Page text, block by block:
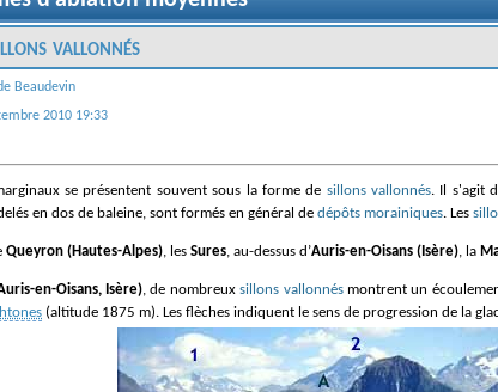
vallonnés
Beaudevin
2010 19:33
se présentent souvent sous la forme de sillons vallonnés. Il s'agit
en dos de baleine, sont formés en général de dépôts morainiques. Les
Queyron (Hautes-Alpes) , les Sures , au-dessus d’Auris-en-Oisans (Isère) , la
en-Oisans, Isère) , de nombreuxsillons vallonnésmontrent un
(altitude 1875 m). Les flèches indiquent le sens de progression de la